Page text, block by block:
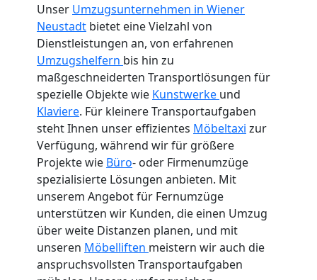
Unser Umzugsunternehmen in Wiener
Neustadt bietet eine Vielzahl von
Dienstleistungen an, von erfahrenen
Umzugshelfern bis hin zu
maßgeschneiderten Transportlösungen für
spezielle Objekte wie Kunstwerke und
Klaviere. Für kleinere Transportaufgaben
steht Ihnen unser effizientes Möbeltaxi zur
Verfügung, während wir für größere
Projekte wie Büro- oder Firmenumzüge
spezialisierte Lösungen anbieten. Mit
unserem Angebot für Fernumzüge
unterstützen wir Kunden, die einen Umzug
über weite Distanzen planen, und mit
unseren Möbelliften meistern wir auch die
anspruchsvollsten Transportaufgaben
Nationaler
Umzug